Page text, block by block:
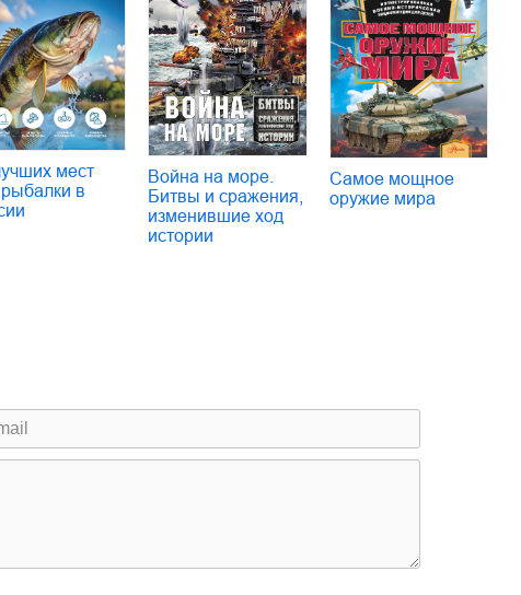
мест
в
Война на море.
Битвы и сражения,
изменившие ход
истории
Самое мощное
оружие мира